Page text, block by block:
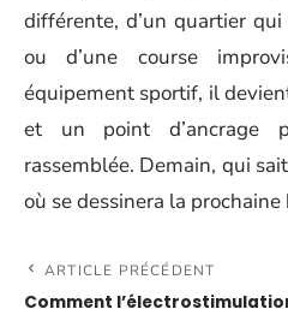
différente, d’un quartier
ou d’une course
équipement sportif, il
et un point d’ancrage
rassemblée. Demain, qui
où se dessinera la
ARTICLE PRÉCÉDENT
Comment